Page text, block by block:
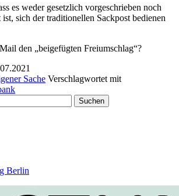
es weder gesetzlich vorgeschrieben noch
sich der traditionellen Sackpost bedienen
den „beigefügten Freiumschlag“?
Sache Verschlagwortet mit
Berlin